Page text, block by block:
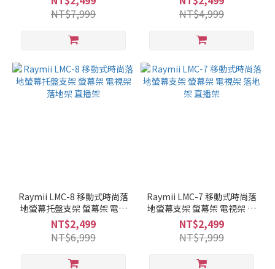
NT$7,999
NT$4,999
Raymii LMC-8 移動式時尚落
地螢幕托盤支架 螢幕架 電視
架 落地架 直播架
NT$2,499
NT$6,999
Raymii LMC-7 移動式時尚落
地螢幕支架 螢幕架 電視架 落
地架 直播架
NT$2,499
NT$7,999